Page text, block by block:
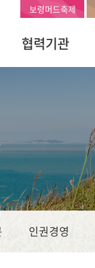
협력기관
보령머드축제
인권경영